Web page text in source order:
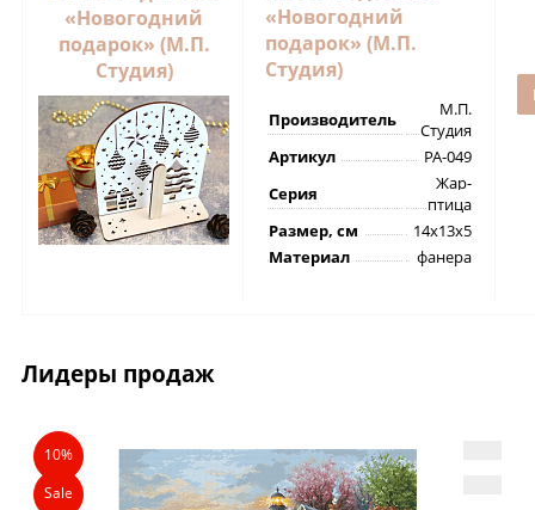
«Новогодний
подарок» (М.П.
Студия)
«Новогодний
подарок» (М.П.
Студия)
Производитель
М.П.
Студия
Артикул
РА-049
Серия
Жар-
птица
Размер, см
14х13х5
Материал
фанера
Лидеры продаж
10%
Sale